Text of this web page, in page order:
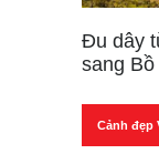
Đu dây
sang
Cảnh đẹp